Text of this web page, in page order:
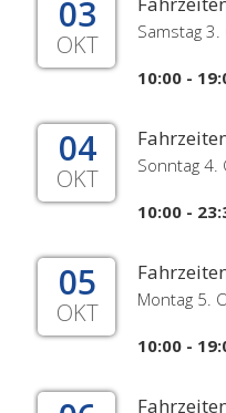
03
OKT Samstag
10:00 -
04
OKT Sonntag
10:00 -
05
OKT Montag 5.
10:00 -